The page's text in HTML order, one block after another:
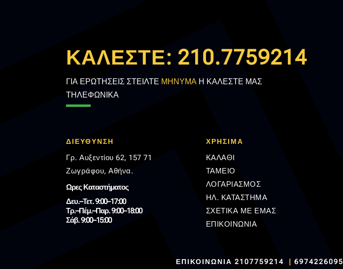
ΚΑΛΕΣΤΕ: 210.7759214
ΓΙΑ ΕΡΩΤΗΣΕΙΣ ΣΤΕΙΛΤΕ ΜΗΝΥΜΑ Η ΚΑΛΕΣΤΕ ΜΑΣ
ΤΗΛΕΦΩΝΙΚΑ
ΔΙΕΥΘΥΝΣΗ
Γρ. Αυξεντίου 62, 157 71
Ζωγράφου, Αθήνα.
Ωρες Καταστήματος
Δευ.–Τετ. 9:00–17:00
Τρ.–Πέμ.–Παρ. 9:00–18:00
Σάβ. 9:00–15:00
ΧΡΗΣΙΜΑ
ΚΑΛΑΘΙ
ΤΑΜΕΙΟ
ΛΟΓΑΡΙΑΣΜΟΣ
ΗΛ. ΚΑΤΑΣΤΗΜΑ
ΣΧΕΤΙΚΑ ΜΕ ΕΜΑΣ
ΕΠΙΚΟΙΝΩΝΙΑ
ΕΠΙΚΟΙΝΩΝΙΑ 2107759214 6974226095